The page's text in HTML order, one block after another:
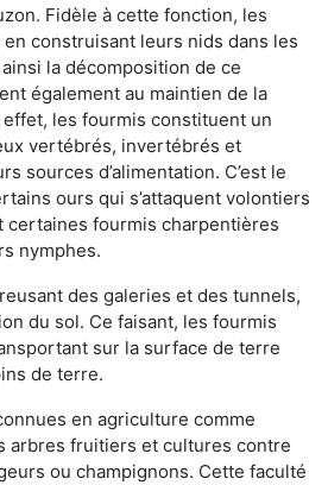
Fidèle à cette fonction, les
construisant leurs nids dans les
la décomposition de ce
également au maintien de la
les fourmis constituent un
vertébrés, invertébrés et
sources d’alimentation. C’est le
ours qui s’attaquent volontiers
certaines fourmis charpentières
nymphes.
des galeries et des tunnels,
du sol. Ce faisant, les fourmis
sur la surface de terre
de terre.
en agriculture comme
arbres fruitiers et cultures contre
ou champignons. Cette faculté